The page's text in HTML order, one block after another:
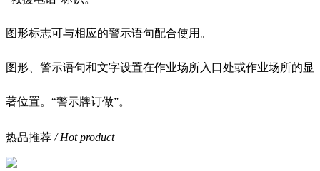
图形标志可与相应的警示语句配合使用。
图形、警示语句和文字设置在作业场所入口处或作业场所的显
著位置。“警示牌订做”。
热品推荐 / Hot product